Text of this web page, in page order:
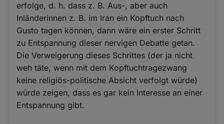
erfolge, d. h. dass z. B. Aus-, aber auch
Inländerinnen z. B. im Iran ein Kopftuch nach
Gusto tagen können, dann wäre ein erster Schritt
zu Entspannung dieser nervigen Debatte getan.
Die Verweigerung dieses Schrittes (der ja nicht
weh täte, wenn mit dem Kopftuchtragezwang
keine religiös-politische Absicht verfolgt würde)
würde zeigen, dass es gar kein Interesse an einer
Entspannung gibt.